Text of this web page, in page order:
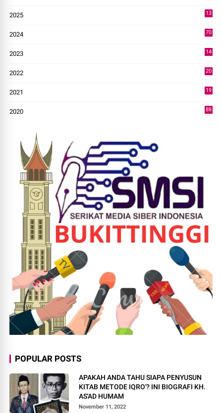
2025
13
2024
70
2023
14
2022
20
2021
19
2020
88
POPULAR POSTS
APAKAH ANDA TAHU SIAPA PENYUSUN
KITAB METODE IQRO'? INI BIOGRAFI KH.
AS'AD HUMAM
November 11, 2022